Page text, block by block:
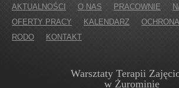
AKTUALNOŚCI O NAS PRACOWNIE
OFERTY PRACY
KALENDARZ
RODO
KONTAKT
Warsztaty Terapii
w Żurominie